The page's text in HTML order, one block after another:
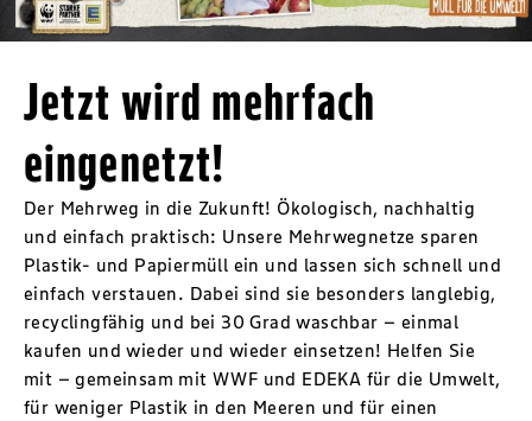
Jetzt wird mehrfach
eingenetzt!
Der Mehrweg in die Zukunft! Ökologisch, nachhaltig
und einfach praktisch: Unsere Mehrwegnetze sparen
Plastik- und Papiermüll ein und lassen sich schnell und
einfach verstauen. Dabei sind sie besonders langlebig,
recyclingfähig und bei 30 Grad waschbar – einmal
kaufen und wieder und wieder einsetzen! Helfen Sie
mit – gemeinsam mit WWF und EDEKA für die Umwelt,
für weniger Plastik in den Meeren und für einen